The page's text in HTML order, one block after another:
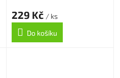
229 Kč / ks
Do košíku